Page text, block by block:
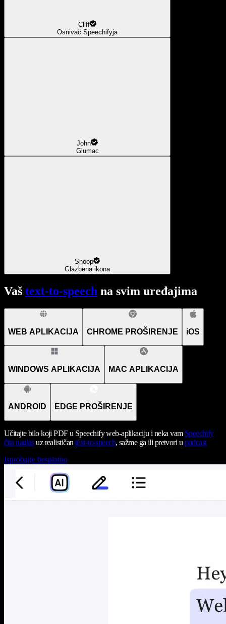
Cliff
Osnivač Speechifyja
John
Glumac
Snoop
Glazbena ikona
Vaš text-to-speech na svim uređajima
WEB APLIKACIJA CHROME PROŠIRENJE iOS
WINDOWS APLIKACIJA MAC APLIKACIJA
ANDROID EDGE PROŠIRENJE
Učitajte bilo koji PDF u Speechify web-aplikaciju i neka vam Speechify
čita naglasuz realističan text-to-speech, sažme ga ili pretvori u podcast
Isprobajte besplatno